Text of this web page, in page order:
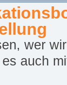
wer
auch